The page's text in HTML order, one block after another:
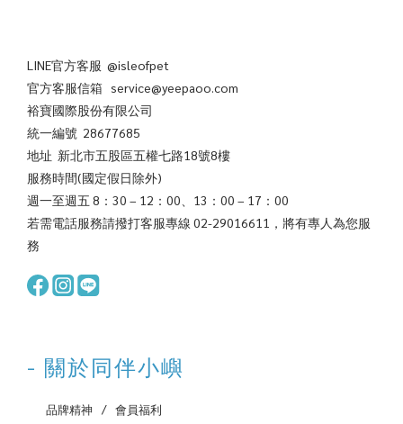
LINE官方客服 @isleofpet
官方客服信箱 service@yeepaoo.com
裕寶國際股份有限公司
統一編號 28677685
地址 新北市五股區五權七路18號8樓
服務時間(國定假日除外)
週一至週五 8：30 – 12：00、13：00 – 17：00
若需電話服務請撥打客服專線 02-29016611，將有專人為您服
務
- 關於同伴小嶼
‌ 品牌精神 ‌ / ‌ 會員福利